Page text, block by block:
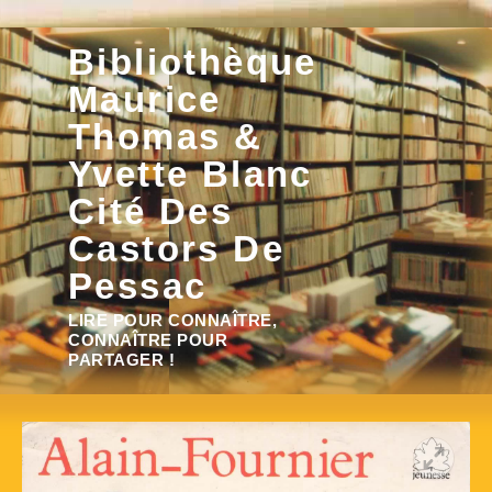
Aller
au
contenuBibliothèque
Maurice
Thomas &
Yvette Blanc
Cité Des
Castors De
Pessac
LIRE POUR CONNAÎTRE,
CONNAÎTRE POUR
PARTAGER !
Rechercher :